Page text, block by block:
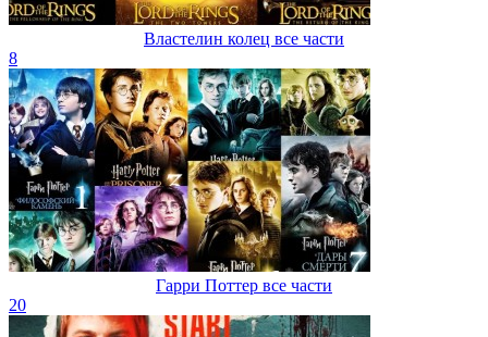
Властелин колец все части
8
Гарри Поттер все части
20